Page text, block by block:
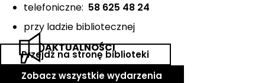
AKTUALNOŚCI
telefoniczne: 58 625 48 24
przy ladzie bibliotecznej
Przejdź na stronę biblioteki
Zobacz wszystkie wydarzenia